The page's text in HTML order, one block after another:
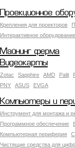
Проекционное
Крепления для проекторов
Интерактивное оборудование
Майнинг ферма
Видеокарты
Zotac Sapphire AMD Palit
PNY
ASUS EVGA
Компьютеры и
Инструмент для монтажа и
Программное обеспечение
Компьютерная периферия
Чистящие средства для